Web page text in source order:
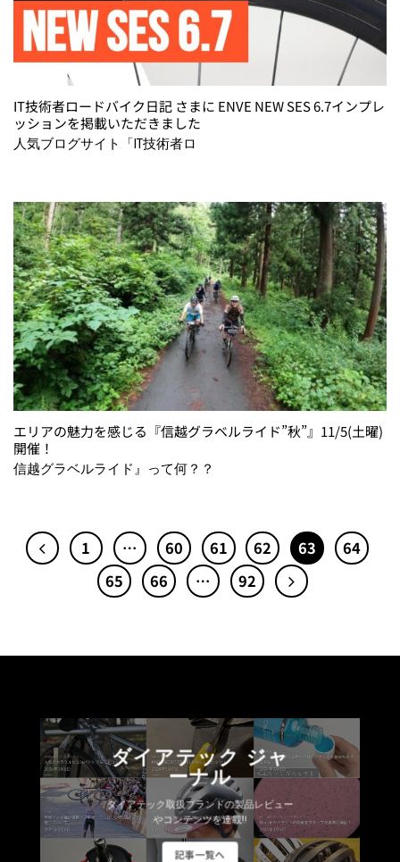
IT技術者ロードバイク日記 さまに ENVE NEW SES 6.7インプレ
ッションを掲載いただきました
人気ブログサイト「IT技術者ロ
エリアの魅力を感じる『信越グラベルライド”秋”』11/5(土曜)
開催！
信越グラベルライド』って何？？
1 … 60 61 62 63
64
65
66 … 92
ダイアテック ジャ
ーナル
ダイアテック取扱ブランドの製品レビュー
やコンテンツを連載!!
記事一覧へ